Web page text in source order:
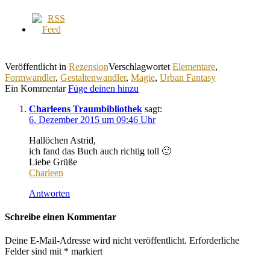
Veröffentlicht in RezensionVerschlagwortet Elementare,
Formwandler, Gestaltenwandler, Magie, Urban Fantasy
Ein KommentarFüge deinen hinzu
Charleens Traumbibliothek sagt:
6. Dezember 2015 um 09:46 Uhr
Hallöchen Astrid,
ich fand das Buch auch richtig toll 🙂
Liebe Grüße
Charleen
Antworten
Schreibe einen Kommentar
Deine E-Mail-Adresse wird nicht veröffentlicht. Erforderliche
Felder sind mit * markiert